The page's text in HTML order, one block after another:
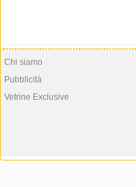
Chi siamo
Pubblicità
Vetrine Exclusive